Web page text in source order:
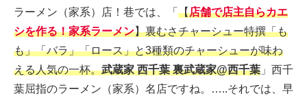
ラーメン（家系）店！巷では、「 【店舗で店主自らカエ
シを作る！家系ラーメン】裏むさチャーシュー特撰「も
も」「バラ」「ロース」と3種類のチャーシューが味わ
える人気の一杯。武蔵家 西千葉 裏武蔵家@西千葉 」西千
葉屈指のラーメン（家系）名店ですね。…..それでは、早